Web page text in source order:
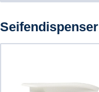
Seifendispenser